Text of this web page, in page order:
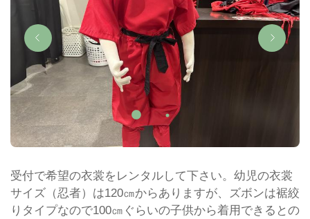
受付で希望の衣裳をレンタルして下さい。幼児の衣裳
サイズ（忍者）は120㎝からありますが、ズボンは裾絞
りタイプなので100㎝ぐらいの子供から着用できるとの